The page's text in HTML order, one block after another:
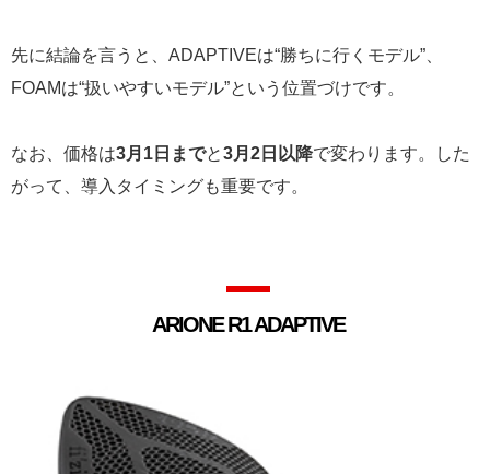
先に結論を言うと、ADAPTIVEは“勝ちに行くモデル”、
FOAMは“扱いやすいモデル”という位置づけです。
なお、価格は3月1日までと3月2日以降で変わります。した
がって、導入タイミングも重要です。
ARIONE R1 ADAPTIVE